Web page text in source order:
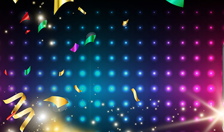
n
e
n